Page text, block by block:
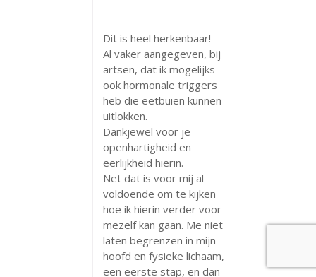
Dit is heel herkenbaar!
Al vaker aangegeven, bij
artsen, dat ik mogelijks
ook hormonale triggers
heb die eetbuien kunnen
uitlokken.
Dankjewel voor je
openhartigheid en
eerlijkheid hierin.
Net dat is voor mij al
voldoende om te kijken
hoe ik hierin verder voor
mezelf kan gaan. Me niet
laten begrenzen in mijn
hoofd en fysieke lichaam,
een eerste stap, en dan